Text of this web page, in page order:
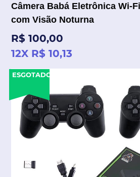
Câmera Babá Eletrônica Wi-
com Visão Noturna
Preço
normal
R$ 100,00
12X R$ 10,13
ESGOTADO